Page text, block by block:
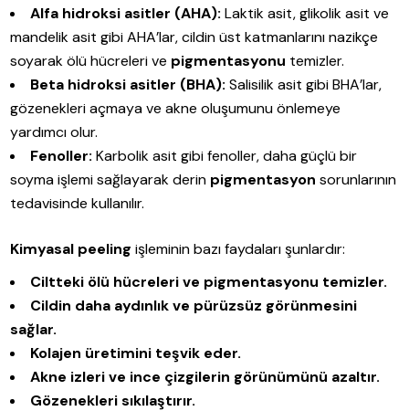
Alfa hidroksi asitler (AHA): Laktik asit, glikolik asit ve
mandelik asit gibi AHA’lar, cildin üst katmanlarını nazikçe
soyarak ölü hücreleri ve pigmentasyonu temizler.
Beta hidroksi asitler (BHA): Salisilik asit gibi BHA’lar,
gözenekleri açmaya ve akne oluşumunu önlemeye
yardımcı olur.
Fenoller: Karbolik asit gibi fenoller, daha güçlü bir
soyma işlemi sağlayarak derin pigmentasyon sorunlarının
tedavisinde kullanılır.
Kimyasal peeling işleminin bazı faydaları şunlardır:
Ciltteki ölü hücreleri ve pigmentasyonu temizler.
Cildin daha aydınlık ve pürüzsüz görünmesini
sağlar.
Kolajen üretimini teşvik eder.
Akne izleri ve ince çizgilerin görünümünü azaltır.
Gözenekleri sıkılaştırır.